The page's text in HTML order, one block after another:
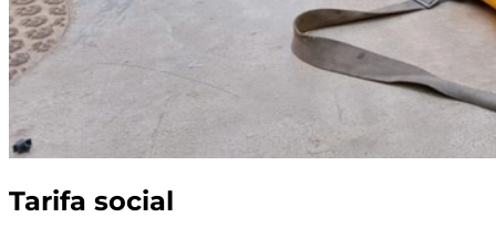
Tarifa social